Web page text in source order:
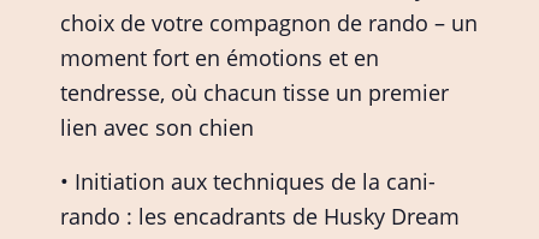
choix de votre compagnon de rando – un
moment fort en émotions et en
tendresse, où chacun tisse un premier
lien avec son chien
• Initiation aux techniques de la cani-
rando : les encadrants de Husky Dream